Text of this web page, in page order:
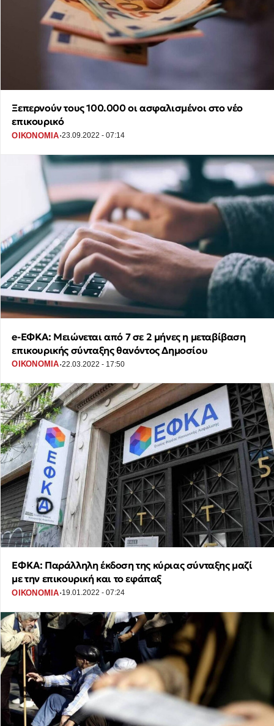
Ξεπερνούν τους 100.000 οι ασφαλισμένοι στο νέο
επικουρικό
ΟΙΚΟΝΟΜΙΑ·23.09.2022 - 07:14
e-ΕΦΚΑ: Μειώνεται από 7 σε 2 μήνες η μεταβίβαση
επικουρικής σύνταξης θανόντος Δημοσίου
ΟΙΚΟΝΟΜΙΑ·22.03.2022 - 17:50
ΕΦΚΑ: Παράλληλη έκδοση της κύριας σύνταξης μαζί
με την επικουρική και το εφάπαξ
ΟΙΚΟΝΟΜΙΑ·19.01.2022 - 07:24